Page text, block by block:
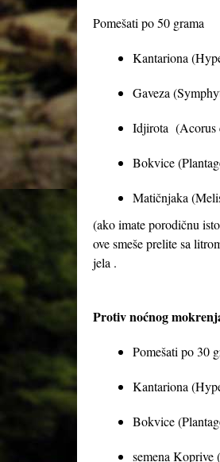
Pomešati po 50 grama
Kantariona
Gaveza
Idjirota (Acorus
Bokvice
Matičnjaka
(ako imate porodičnu
ove smeše prelite sa
jela .
Protiv noćnog
Pomešati po 30
Kantariona
Bokvice
semena Koprive